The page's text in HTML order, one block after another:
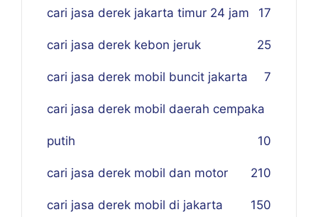
cari jasa derek jakarta timur 24 jam 17
cari jasa derek kebon jeruk 25
cari jasa derek mobil buncit jakarta 7
cari jasa derek mobil daerah cempaka
putih 10
cari jasa derek mobil dan motor 210
cari jasa derek mobil di jakarta 150